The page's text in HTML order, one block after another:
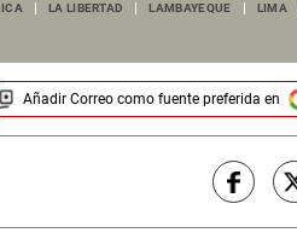
ICA LA LIBERTAD LAMBAYEQUE LIMA
Añadir Correocomo fuente preferida en